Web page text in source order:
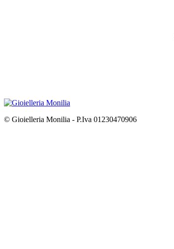
© Gioielleria Monilia - P.Iva 01230470906